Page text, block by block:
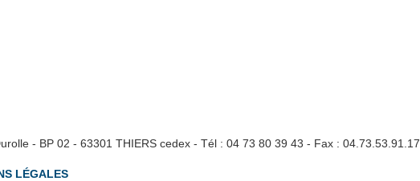
- BP 02 - 63301 THIERS cedex - Tél : 04 73 80 39 43 - Fax : 04.73.53.91.17
LÉGALES